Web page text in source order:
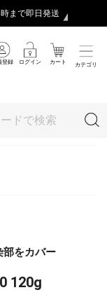
まで即日発送
登録 ログイン カート カテゴリ
部をカバー
120g